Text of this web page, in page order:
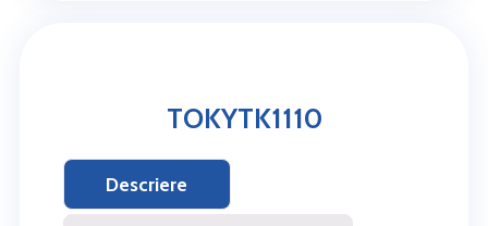
TOKYTK1110
Descriere